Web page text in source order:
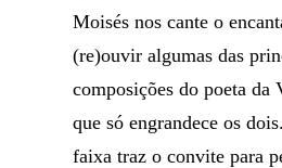
Moisés nos cante o
(re)ouvir algumas das
composições do poeta da
que só engrandece os
faixa traz o convite para